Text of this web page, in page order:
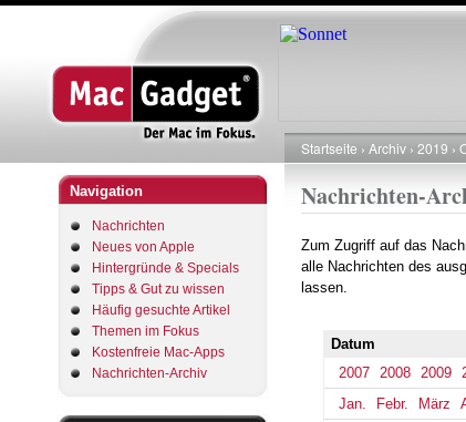
Navigation
Nachrichten
Neues von Apple
Hintergründe & Specials
Tipps & Gut zu wissen
Häufig gesuchte Artikel
Themen im Fokus
Kostenfreie Mac-Apps
Nachrichten-Archiv
Pfadnavigation
Startseite Archiv 2019
Nachrichten-
Zum Zugriff auf das
alle Nachrichten des
lassen.
Datum
2007
2008 2009
Jan.
Febr. März